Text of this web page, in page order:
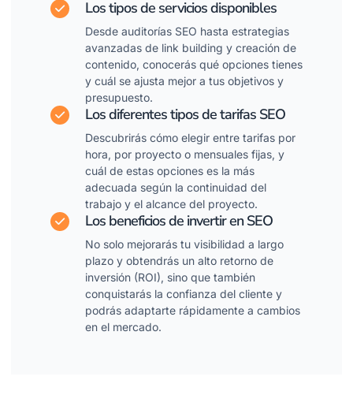
Los tipos de servicios disponibles
Desde auditorías SEO hasta estrategias
avanzadas de link building y creación de
contenido, conocerás qué opciones tienes
y cuál se ajusta mejor a tus objetivos y
presupuesto.
Los diferentes tipos de tarifas SEO
Descubrirás cómo elegir entre tarifas por
hora, por proyecto o mensuales fijas, y
cuál de estas opciones es la más
adecuada según la continuidad del
trabajo y el alcance del proyecto.
Los beneficios de invertir en SEO
No solo mejorarás tu visibilidad a largo
plazo y obtendrás un alto retorno de
inversión (ROI), sino que también
conquistarás la confianza del cliente y
podrás adaptarte rápidamente a cambios
en el mercado.